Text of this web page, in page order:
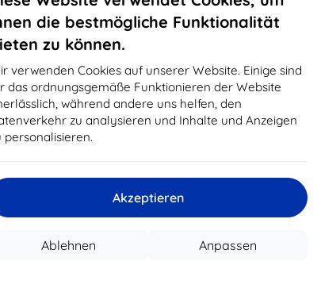
die bestmögliche Funktionalität
zu können.
verwenden Cookies auf unserer Website. Einige sind
das ordnungsgemäße Funktionieren der Website
während andere uns helfen, den
zu analysieren und Inhalte und Anzeigen
personalisieren.
Akzeptieren
Anpassen
Ablehnen
> 5 Stk. Auf Lager > 5 Stk.
EXTRA10
Huawei
8" Hybridglas